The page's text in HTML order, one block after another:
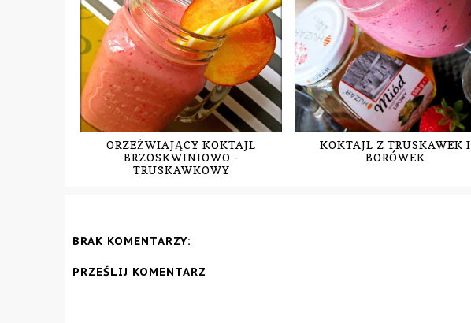
ORZEŹWIAJĄCY KOKTAJL
BRZOSKWINIOWO -
TRUSKAWKOWY
KOKTAJL Z TRUSKAWEK I
BORÓWEK
BRAK KOMENTARZY:
PRZEŚLIJ KOMENTARZ